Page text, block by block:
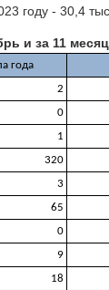
году - 30,4
и за 11
года
2
0
1
320
3
65
0
9
18